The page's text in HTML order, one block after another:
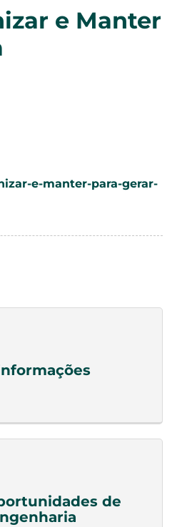
e Manter
e-manter-para-gerar-
de